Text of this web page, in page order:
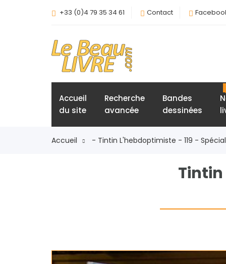
+33 (0)4 79 35 34 61 Contact
Accueil
du site
Recherche
avancée
Bandes
dessinées
Accueil - Tintin L'hebdoptimiste - 119 -
Tintin